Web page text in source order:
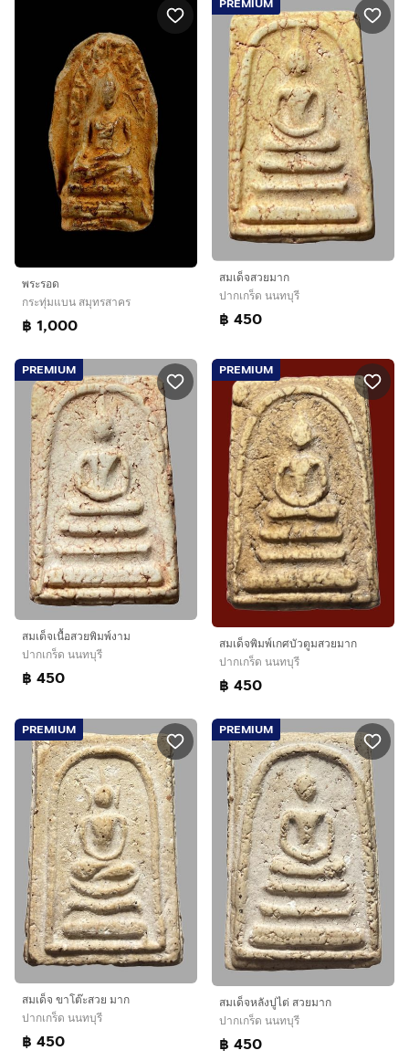
พระรอด
กระทุ่มแบน สมุทรสาคร
฿ 1,000
PREMIUM
สมเด็จสวยมาก
ปากเกร็ด นนทบุรี
฿ 450
PREMIUM
สมเด็จเนื้อสวยพิมพ์งาม
ปากเกร็ด นนทบุรี
฿ 450
PREMIUM
สมเด็จพิมพ์เกศบัวตูมสวยมาก
ปากเกร็ด นนทบุรี
฿ 450
PREMIUM
สมเด็จ ขาโต๊ะสวย มาก
ปากเกร็ด นนทบุรี
฿ 450
PREMIUM
สมเด็จหลังปูไต่ สวยมาก
ปากเกร็ด นนทบุรี
฿ 450